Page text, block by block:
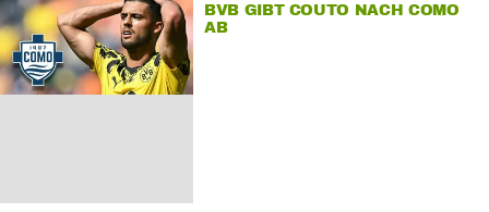
BVB GIBT COUTO NACH COMO
AB